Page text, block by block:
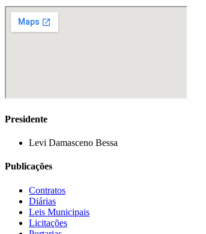
Presidente
Levi Damasceno Bessa
Publicações
Contratos
Diárias
Leis Municipais
Licitações